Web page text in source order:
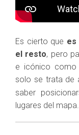
Es cierto que es
el resto, pero
e icónico como
solo se trata de
saber
lugares del